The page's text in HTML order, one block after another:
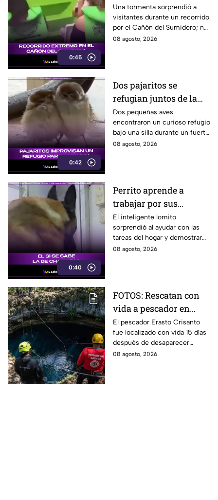
0:45
en el Cañón del
Sumidero
Una tormenta sorprendió a
visitantes durante un recorrido
por el Cañón del Sumidero; no
se reportaron personas heridas
08 agosto, 2026
0:42
Dos pajaritos se
refugian juntos de la
lluvia y se vuelven
virales
Dos pequeñas aves
encontraron un curioso refugio
bajo una silla durante un fuerte
aguacero y conmovieron a
08 agosto, 2026
0:40
Perrito aprende a
trabajar por sus
premios y se vuelve
viral
El inteligente lomito
sorprendió al ayudar con las
tareas del hogar y demostrar
que ya conoce la fórmula:
08 agosto, 2026
FOTOS: Rescatan con
vida a pescador en
cenote a 100 metros de
profundidad;
sobrevivió 15 días
El pescador Erasto Crisanto
fue localizado con vida 15 días
después de desaparecer
mientras pescaba en un
08 agosto, 2026